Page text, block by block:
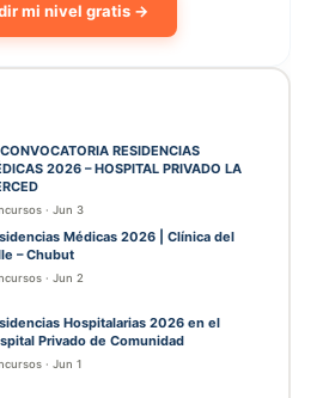
mi nivel gratis →
CONVOCATORIA RESIDENCIAS
2026 – HOSPITAL PRIVADO LA
· Jun 3
Médicas 2026 | Clínica del
– Chubut
· Jun 2
Hospitalarias 2026 en el
Privado de Comunidad
· Jun 1